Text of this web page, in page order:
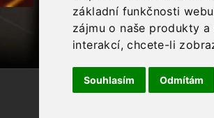
základní funkčnosti webu
zájmu o naše produkty
interakcí,chcete-li
Souhlasím Odmítám